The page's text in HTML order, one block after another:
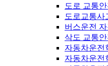
도로 교통
도로교통사
버스운전
삭도 교통
자동차운전
자동차운전